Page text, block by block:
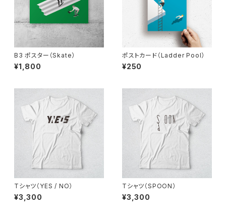
B3 ポスター（Skate）
¥1,800
ポストカード（Ladder Pool）
¥250
Tシャツ（YES / NO）
¥3,300
Tシャツ（SPOON）
¥3,300